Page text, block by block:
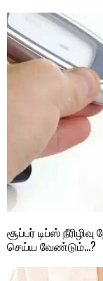
சூப்பர் டிப்ஸ்
செய்ய வேண்டும்…?